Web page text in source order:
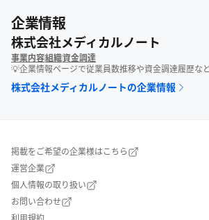
企業情報
株式会社メディカルノート
事業内容組織資金調達
💡企業情報ページで従業員数推移や資金調達履歴な
株式会社メディカルノートの企業情報
掲載をご希望の企業様はこちら
運営企業
個人情報の取り扱い
お問い合わせ